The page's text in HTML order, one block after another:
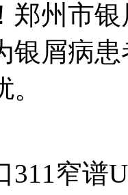
郑州市
银屑病
311窄谱